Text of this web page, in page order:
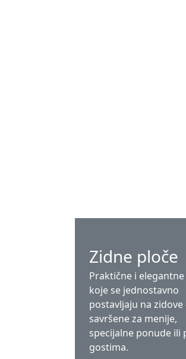
Zidne ploče
Praktične i
koje se jednostavno
postavljaju na zidove
savršene za menije,
specijalne ponude ili
gostima.